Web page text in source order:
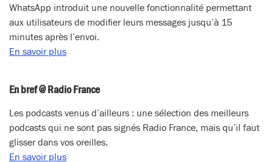
WhatsApp introduit une nouvelle fonctionnalité permettant
aux utilisateurs de modifier leurs messages jusqu’à 15
minutes après l’envoi.
En savoir plus
En bref @ Radio France
Les podcasts venus d’ailleurs : une sélection des meilleurs
podcasts qui ne sont pas signés Radio France, mais qu’il faut
glisser dans vos oreilles.
En savoir plus